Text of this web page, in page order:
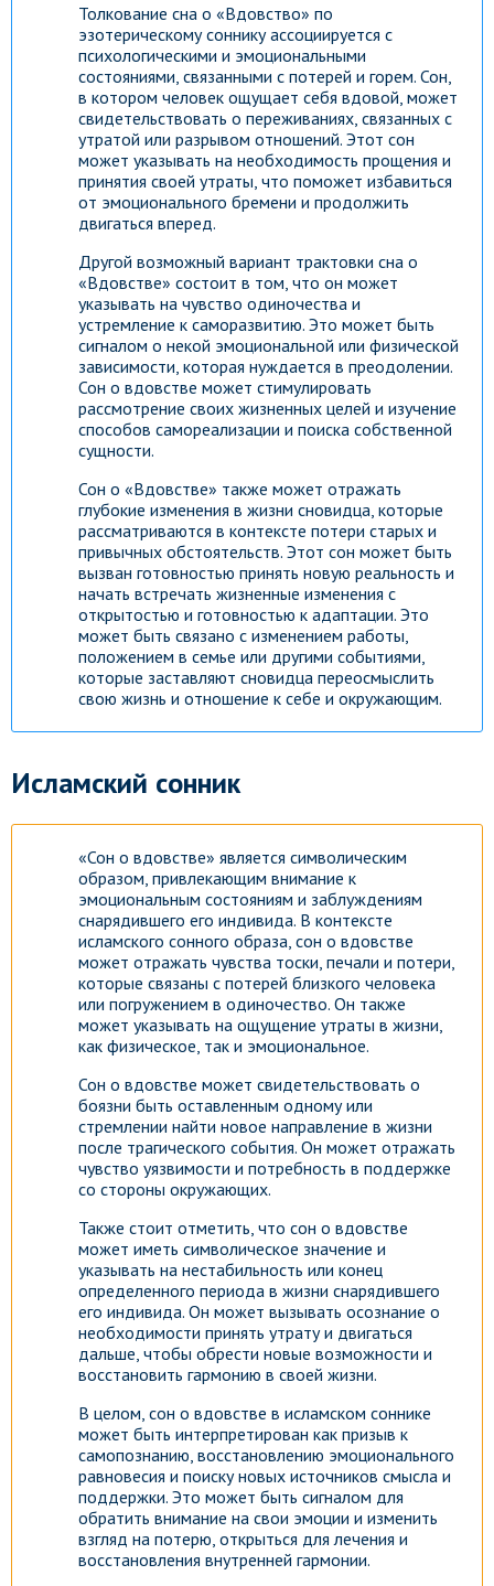
Толкование сна о «Вдовство» по
эзотерическому соннику ассоциируется с
психологическими и эмоциональными
состояниями, связанными с потерей и горем. Сон,
в котором человек ощущает себя вдовой, может
свидетельствовать о переживаниях, связанных с
утратой или разрывом отношений. Этот сон
может указывать на необходимость прощения и
принятия своей утраты, что поможет избавиться
от эмоционального бремени и продолжить
двигаться вперед.
Другой возможный вариант трактовки сна о
«Вдовстве» состоит в том, что он может
указывать на чувство одиночества и
устремление к саморазвитию. Это может быть
сигналом о некой эмоциональной или физической
зависимости, которая нуждается в преодолении.
Сон о вдовстве может стимулировать
рассмотрение своих жизненных целей и изучение
способов самореализации и поиска собственной
сущности.
Сон о «Вдовстве» также может отражать
глубокие изменения в жизни сновидца, которые
рассматриваются в контексте потери старых и
привычных обстоятельств. Этот сон может быть
вызван готовностью принять новую реальность и
начать встречать жизненные изменения с
открытостью и готовностью к адаптации. Это
может быть связано с изменением работы,
положением в семье или другими событиями,
которые заставляют сновидца переосмыслить
свою жизнь и отношение к себе и окружающим.
Исламский сонник
«Сон о вдовстве» является символическим
образом, привлекающим внимание к
эмоциональным состояниям и заблуждениям
снарядившего его индивида. В контексте
исламского сонного образа, сон о вдовстве
может отражать чувства тоски, печали и потери,
которые связаны с потерей близкого человека
или погружением в одиночество. Он также
может указывать на ощущение утраты в жизни,
как физическое, так и эмоциональное.
Сон о вдовстве может свидетельствовать о
боязни быть оставленным одному или
стремлении найти новое направление в жизни
после трагического события. Он может отражать
чувство уязвимости и потребность в поддержке
со стороны окружающих.
Также стоит отметить, что сон о вдовстве
может иметь символическое значение и
указывать на нестабильность или конец
определенного периода в жизни снарядившего
его индивида. Он может вызывать осознание о
необходимости принять утрату и двигаться
дальше, чтобы обрести новые возможности и
восстановить гармонию в своей жизни.
В целом, сон о вдовстве в исламском соннике
может быть интерпретирован как призыв к
самопознанию, восстановлению эмоционального
равновесия и поиску новых источников смысла и
поддержки. Это может быть сигналом для
обратить внимание на свои эмоции и изменить
взгляд на потерю, открыться для лечения и
восстановления внутренней гармонии.